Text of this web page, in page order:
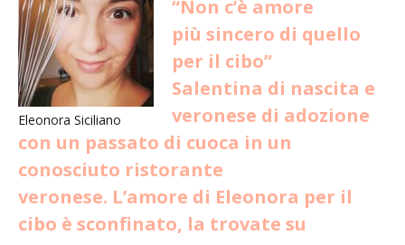
Eleonora Siciliano
“Non c’è amore
più sincero di quello
per il cibo”
Salentina di nascita e
veronese di adozione
con un passato di cuoca in un
conosciuto ristorante
veronese. L’amore di Eleonora per il
cibo è sconfinato, la trovate su